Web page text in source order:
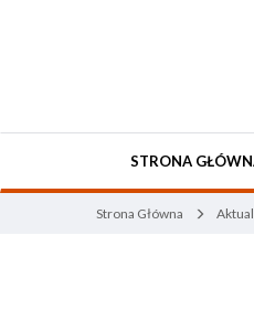
STRONA
Strona Główna